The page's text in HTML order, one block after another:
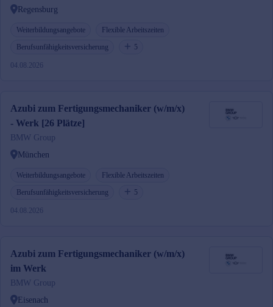
Regensburg
Weiterbildungsangebote
Flexible Arbeitszeiten
Berufsunfähigkeitsversicherung
5
04.08.2026
Azubi zum Fertigungsmechaniker (w/m/x)
- Werk [26 Plätze]
BMW Group
München
Weiterbildungsangebote
Flexible Arbeitszeiten
Berufsunfähigkeitsversicherung
5
04.08.2026
Azubi zum Fertigungsmechaniker (w/m/x)
im Werk
BMW Group
Eisenach